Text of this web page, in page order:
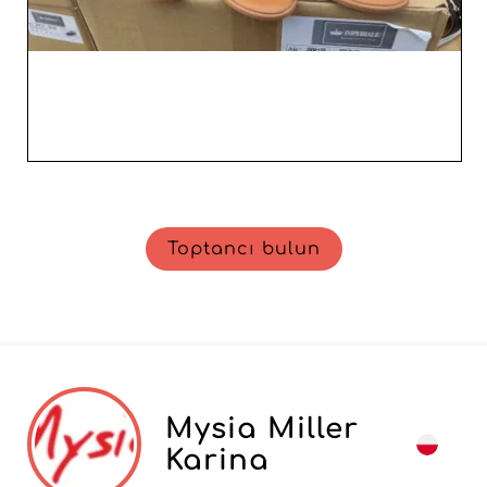
Toptancı bulun
Mysia Miller
Karina